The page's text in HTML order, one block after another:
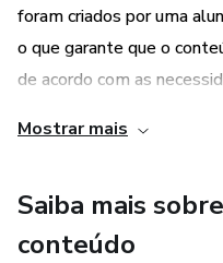
foram criados por uma
o que garante que o
de acordo com as
passou pelas mesmas
direcionados e úteis para
Mostrar mais
Saiba mais
conteúdo